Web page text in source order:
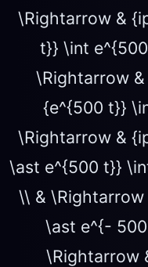
\Rightarrow &
t}} \int
\Rightarrow
{e^{500 t}}
\Rightarrow &
\ast e^{500 t}}
\\ &
\ast e^{-
\Rightarrow